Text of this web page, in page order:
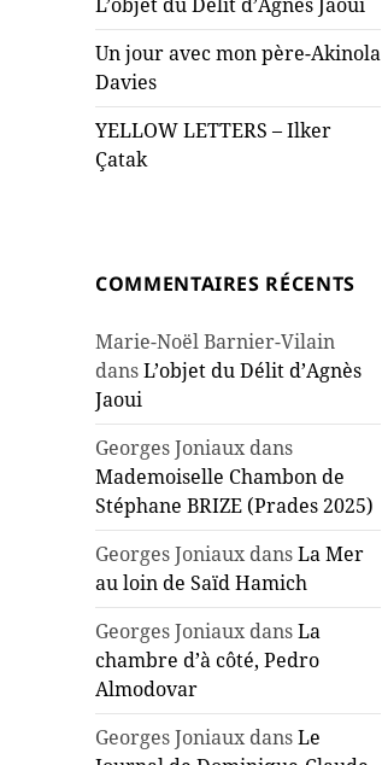
Un jour avec mon père-Akinola
Davies
YELLOW LETTERS – Ilker
Çatak
COMMENTAIRES RÉCENTS
Marie-Noël Barnier-Vilain
dansL’objet du Délit d’Agnès
Jaoui
Georges Joniaux dans
Mademoiselle Chambon de
Stéphane BRIZE (Prades 2025)
Georges Joniaux dansLa Mer
au loin de Saïd Hamich
Georges Joniaux dansLa
chambre d’à côté, Pedro
Almodovar
Georges Joniaux dansLe